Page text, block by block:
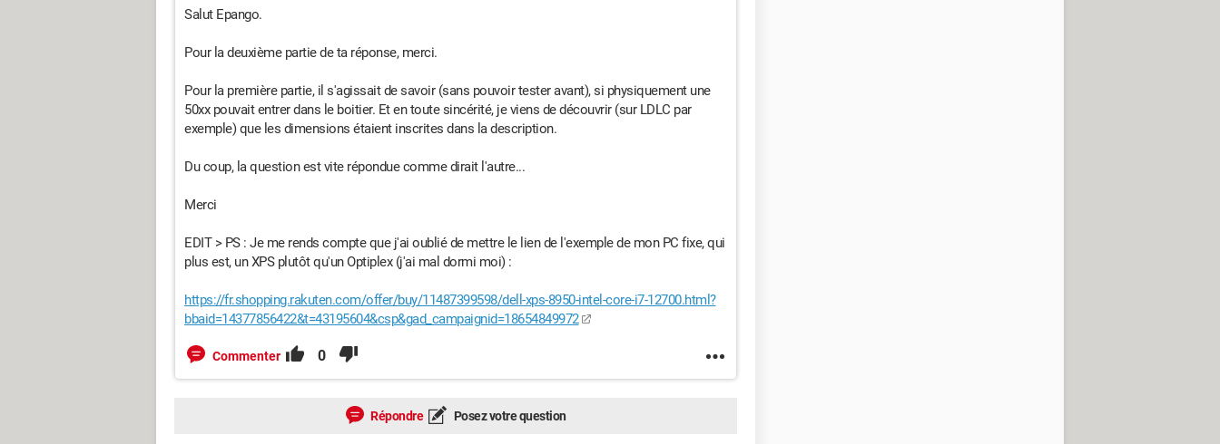
Salut Epango.
Pour la deuxième partie de ta réponse, merci.
Pour la première partie, il s'agissait de savoir (sans pouvoir tester avant), si physiquement une
50xx pouvait entrer dans le boitier. Et en toute sincérité, je viens de découvrir (sur LDLC par
exemple) que les dimensions étaient inscrites dans la description.
Du coup, la question est vite répondue comme dirait l'autre...
Merci
EDIT > PS : Je me rends compte que j'ai oublié de mettre le lien de l'exemple de mon PC fixe, qui
plus est, un XPS plutôt qu'un Optiplex (j'ai mal dormi moi) :
https://fr.shopping.rakuten.com/offer/buy/11487399598/dell-xps-8950-intel-core-i7-12700.html?
bbaid=14377856422&t=43195604&csp&gad_campaignid=18654849972
Commenter 0
Répondre Posez votre question